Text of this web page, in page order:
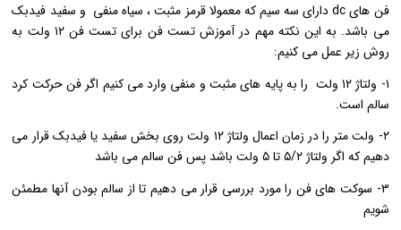
فن های dc دارای سه سیم که معمولا قرمز مثبت ، سیاه منفی و سفید فیدبک
می باشد. به این نکته مهم در آموزش تست فن برای تست فن ۱۲ ولت به
روش زیر عمل می کنیم:
۱- ولتاژ ۱۲ ولت را به پایه های مثبت و منفی وارد می کنیم اگر فن حرکت کرد
سالم است.
۲- ولت متر را در زمان اعمال ولتاژ ۱۲ ولت روی بخش سفید یا فیدبک قرار می
دهیم که اگر ولتاژ ۵/۲ تا ۵ ولت باشد پس فن سالم می باشد
۳- سوکت های فن را مورد بررسی قرار می دهیم تا از سالم بودن آنها مطمئن
شویم